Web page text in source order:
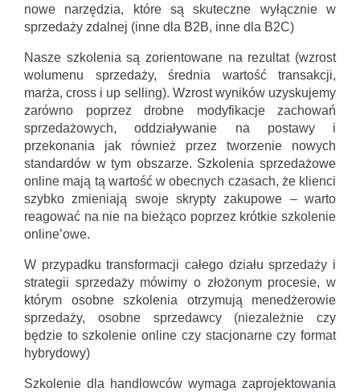
nowe narzędzia, które są skuteczne wyłącznie w
sprzedaży zdalnej (inne dla B2B, inne dla B2C)
Nasze szkolenia są zorientowane na rezultat (wzrost
wolumenu sprzedaży, średnia wartość transakcji,
marża, cross i up selling). Wzrost wyników uzyskujemy
zarówno poprzez drobne modyfikacje zachowań
sprzedażowych, oddziaływanie na postawy i
przekonania jak również przez tworzenie nowych
standardów w tym obszarze. Szkolenia sprzedażowe
online mają tą wartość w obecnych czasach, że klienci
szybko zmieniają swoje skrypty zakupowe – warto
reagować na nie na bieżąco poprzez krótkie szkolenie
online’owe.
W przypadku transformacji całego działu sprzedaży i
strategii sprzedaży mówimy o złożonym procesie, w
którym osobne szkolenia otrzymują menedżerowie
sprzedaży, osobne sprzedawcy (niezależnie czy
będzie to szkolenie online czy stacjonarne czy format
hybrydowy)
Szkolenie dla handlowców wymaga zaprojektowania